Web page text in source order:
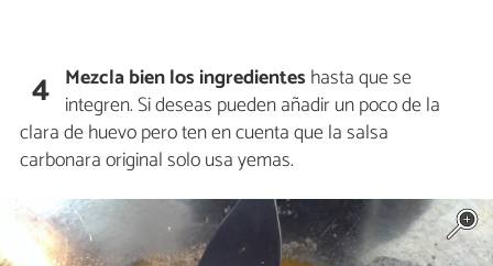
4 Mezcla bien los ingredientes hasta que se
integren. Si deseas pueden añadir un poco de la
clara de huevo pero ten en cuenta que la salsa
carbonara original solo usa yemas.